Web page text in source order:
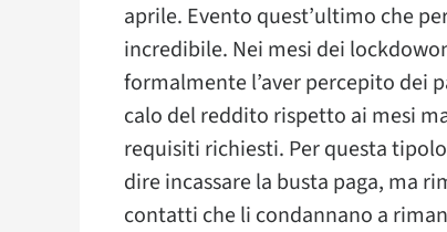
aprile. Evento quest’ultimo che
incredibile. Nei mesi dei
formalmente l’aver percepito dei
calo del reddito rispetto ai mesi
requisiti richiesti. Per questa
dire incassare la busta paga, ma
contatti che li condannano a